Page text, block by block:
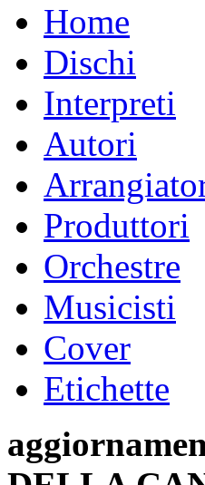
Home
Dischi
Interpreti
Autori
Produttori
Orchestre
Musicisti
Cover
Etichette